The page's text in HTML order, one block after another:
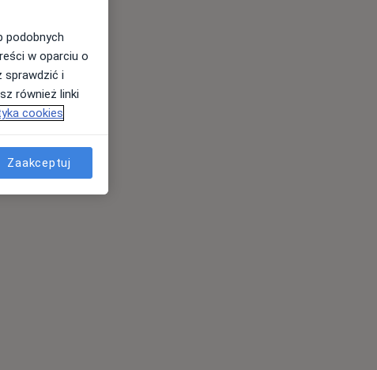
podobnych
w oparciu o
sprawdzić i
również linki
cookies
Zaakceptuj